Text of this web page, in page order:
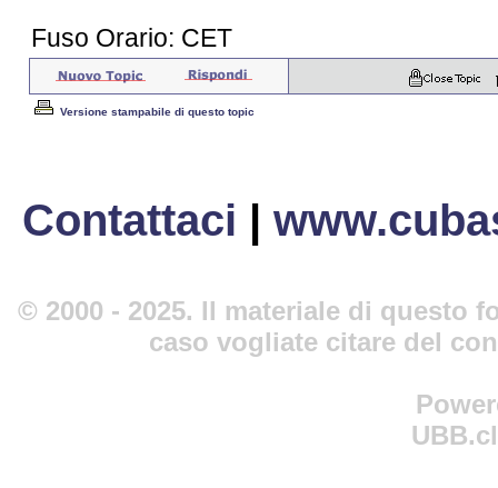
Fuso Orario: CET
Versione stampabile di questo topic
Contattaci |
© 2000 - 2025. Il materiale di questo
caso vogliate citare del